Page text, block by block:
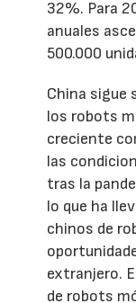
32%. Para
anuales
500.000
China sigue
los robots
creciente
las
tras la
lo que ha
chinos de
extranjero.
de robots